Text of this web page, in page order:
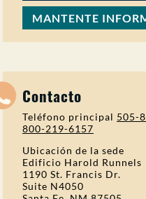
MANTENTE
Contacto
Teléfono principal 505-
800-219-6157
Ubicación de la sede
Edificio Harold Runnels
1190 St. Francis Dr.
Suite N4050